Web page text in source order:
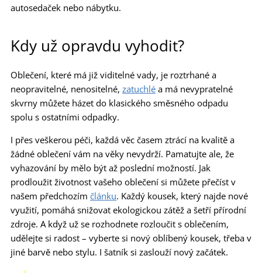
autosedaček nebo nábytku.
Kdy už opravdu vyhodit?
Oblečení, které má již viditelné vady, je roztrhané a
neopravitelné, nenositelné, zatuchlé a má nevypratelné
skvrny můžete házet do klasického směsného odpadu
spolu s ostatními odpadky.
I přes veškerou péči, každá věc časem ztrácí na kvalitě a
žádné oblečení vám na věky nevydrží. Pamatujte ale, že
vyhazování by mělo být až poslední možností. Jak
prodloužit životnost vašeho oblečení si můžete přečíst v
našem předchozím článku. Každý kousek, který najde nové
využití, pomáhá snižovat ekologickou zátěž a šetří přírodní
zdroje. A když už se rozhodnete rozloučit s oblečením,
udělejte si radost – vyberte si nový oblíbený kousek, třeba v
jiné barvě nebo stylu. I šatník si zaslouží nový začátek.